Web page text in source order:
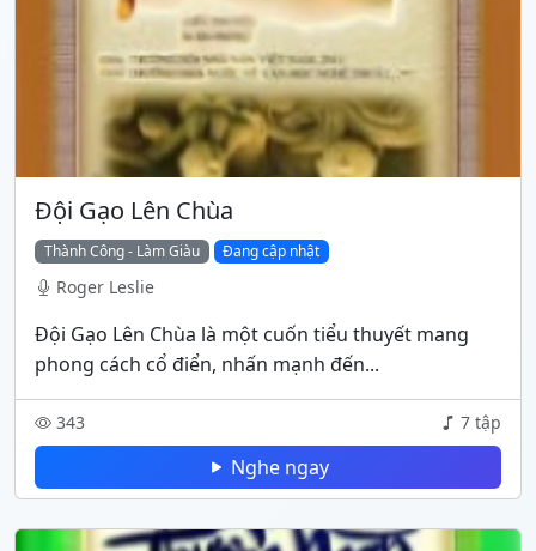
Đội Gạo Lên Chùa
Thành Công - Làm Giàu Đang cập nhật
Roger Leslie
Đội Gạo Lên Chùa là một cuốn tiểu thuyết mang
phong cách cổ điển, nhấn mạnh đến...
343 7 tập
Nghe ngay